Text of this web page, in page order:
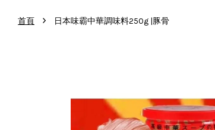
首頁 › 日本味霸中華調味料250g |豚骨